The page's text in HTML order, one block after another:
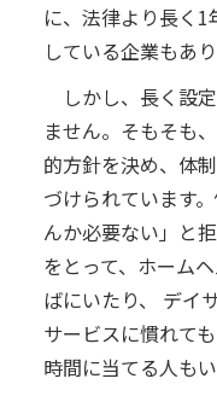
に、法律より長く
している企業もあり
しかし、長く設
ません。そもそも
的方針を決め、体
づけられています
んか必要ない」と
をとって、ホーム
ばにいたり、 デイ
サービスに慣れて
時間に当てる人もい